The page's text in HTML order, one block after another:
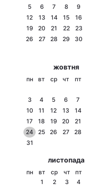
5
6 7 8 9
12
13 14 15 16
19
20 21 22 23
26
27 28 29 30
жовтня
пн вт ср чт пт
3
4 5 6 7
10
11 12 13 14
17
18 19 20 21
24
25 26 27 28
31
листопада
пн вт ср чт пт
1
2 3 4